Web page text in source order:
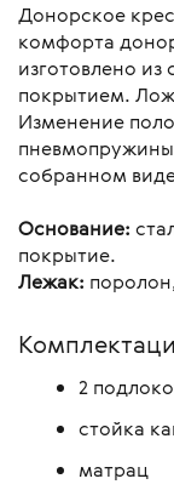
Донорское
комфорта
изготовлено
покрытием.
Изменение
пневмопружины
собранном
Основание:
покрытие.
Лежак:
2
стойка
матрац